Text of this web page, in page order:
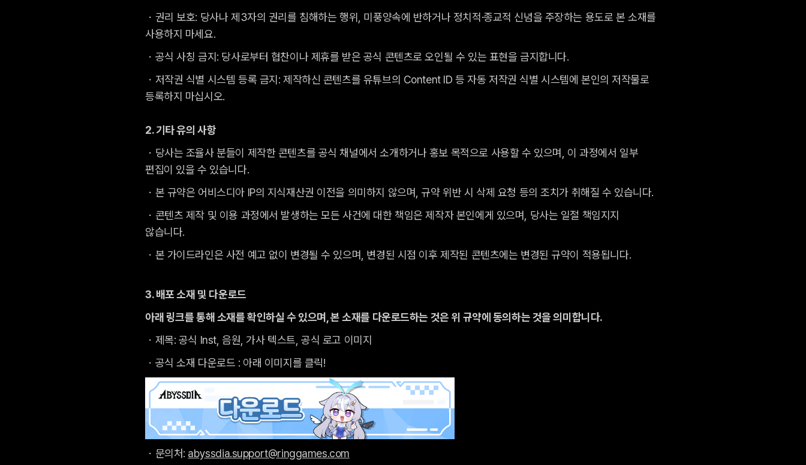
・권리 보호: 당사나 제3자의 권리를 침해하는 행위, 미풍양속에 반하거나 정치적·종교적 신념을 주장하는 용도로 본 소재를
사용하지 마세요.
・공식 사칭 금지: 당사로부터 협찬이나 제휴를 받은 공식 콘텐츠로 오인될 수 있는 표현을 금지합니다.
・저작권 식별 시스템 등록 금지: 제작하신 콘텐츠를 유튜브의 Content ID 등 자동 저작권 식별 시스템에 본인의 저작물로
등록하지 마십시오.
2. 기타 유의 사항
・당사는 조율사 분들이 제작한 콘텐츠를 공식 채널에서 소개하거나 홍보 목적으로 사용할 수 있으며, 이 과정에서 일부
편집이 있을 수 있습니다.
・본 규약은 어비스디아 IP의 지식재산권 이전을 의미하지 않으며, 규약 위반 시 삭제 요청 등의 조치가 취해질 수 있습니다.
・콘텐츠 제작 및 이용 과정에서 발생하는 모든 사건에 대한 책임은 제작자 본인에게 있으며, 당사는 일절 책임지지
않습니다.
・본 가이드라인은 사전 예고 없이 변경될 수 있으며, 변경된 시점 이후 제작된 콘텐츠에는 변경된 규약이 적용됩니다.
3. 배포 소재 및 다운로드
아래 링크를 통해 소재를 확인하실 수 있으며, 본 소재를 다운로드하는 것은 위 규약에 동의하는 것을 의미합니다.
・제목: 공식 Inst, 음원, 가사 텍스트, 공식 로고 이미지
・공식 소재 다운로드 : 아래 이미지를 클릭!
・문의처: abyssdia.support@ringgames.com